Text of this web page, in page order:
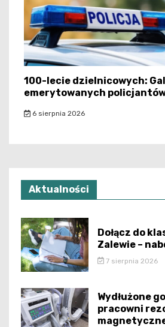
100-lecie dzielnicowych:
emerytowanych
6 sierpnia 2026
Aktualności
Dołącz do
Zalewie –
7 sierpnia 2026
Wydłużone
pracowni